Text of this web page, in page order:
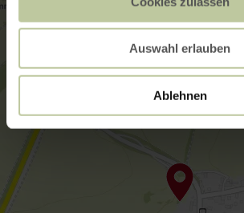
Auswahl erlauben
Ablehnen